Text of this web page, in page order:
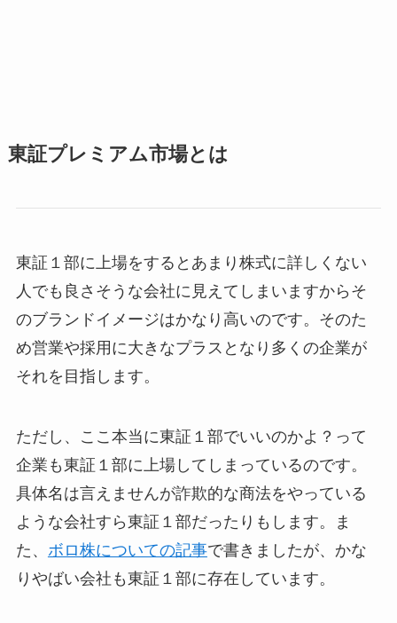
東証プレミアム市場とは
東証１部に上場をするとあまり株式に詳しくない
人でも良さそうな会社に見えてしまいますからそ
のブランドイメージはかなり高いのです。そのた
め営業や採用に大きなプラスとなり多くの企業が
それを目指します。
ただし、ここ本当に東証１部でいいのかよ？って
企業も東証１部に上場してしまっているのです。
具体名は言えませんが詐欺的な商法をやっている
ような会社すら東証１部だったりもします。ま
た、 ボロ株についての記事で書きましたが、かな
りやばい会社も東証１部に存在しています。